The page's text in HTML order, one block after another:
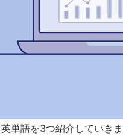
単語を3つ紹介していきま